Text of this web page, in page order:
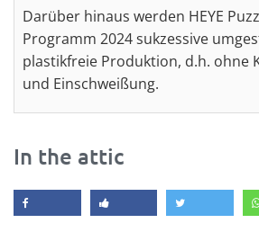
Darüber hinaus werden HEYE
Programm 2024 sukzessive
plastikfreie Produktion, d.h. ohne
und Einschweißung.
In the attic